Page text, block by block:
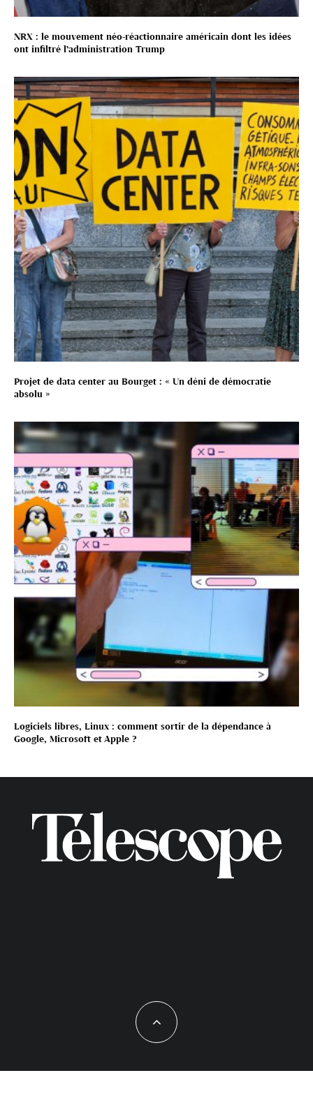
NRX : le mouvement néo-réactionnaire américain dont les idées
ont infiltré l’administration Trump
Projet de data center au Bourget : « Un déni de démocratie
absolu »
Logiciels libres, Linux : comment sortir de la dépendance à
Google, Microsoft et Apple ?